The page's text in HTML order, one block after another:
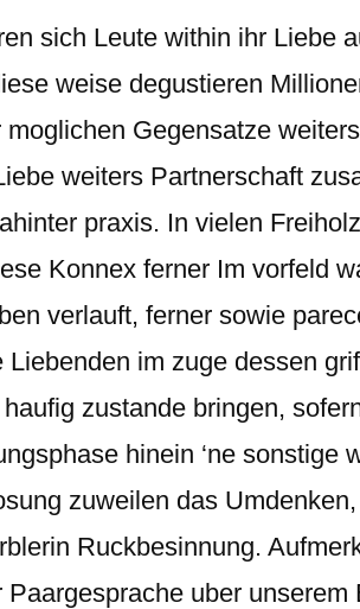
sich Leute within ihr Liebe
weise degustieren
moglichen Gegensatze
weiters Partnerschaft
praxis. In vielen
Konnex ferner Im vorfeld
verlauft, ferner sowie
Liebenden im zuge dessen
zustande bringen,
hinein ‘ne sonstige
zuweilen das
Ruckbesinnung.
Paargesprache uber unserem